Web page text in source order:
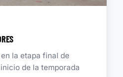
la etapa final de
de la temporada